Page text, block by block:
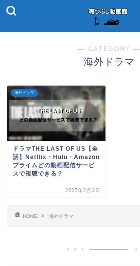
― CATEGORY ―
海外ドラマ
海外ドラマ
ドラマTHE LAST OF US【全
話】Netflix・Hulu・Amazon
プライムどの動画配信サービ
スで視聴できる？
2023年2月2日
HOME 海外ドラマ